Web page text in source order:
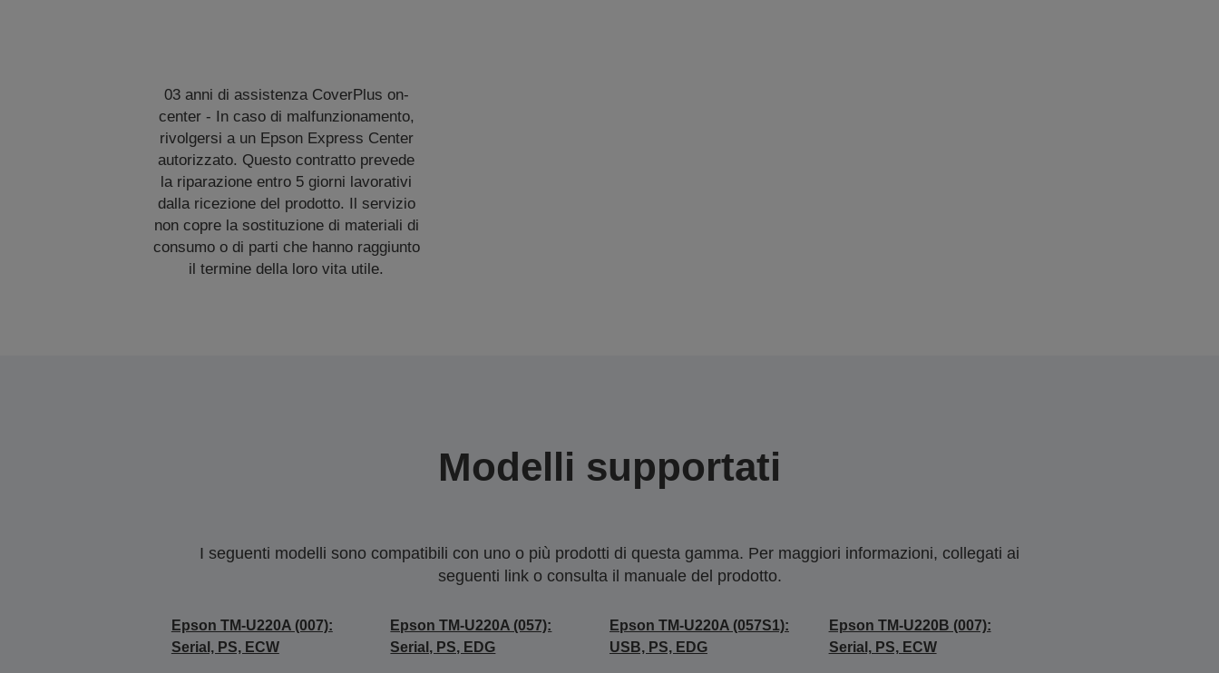
03 anni di assistenza CoverPlus on-
center - In caso di malfunzionamento,
rivolgersi a un Epson Express Center
autorizzato. Questo contratto prevede
la riparazione entro 5 giorni lavorativi
dalla ricezione del prodotto. Il servizio
non copre la sostituzione di materiali di
consumo o di parti che hanno raggiunto
il termine della loro vita utile.
Modelli supportati
I seguenti modelli sono compatibili con uno o più prodotti di questa gamma. Per maggiori informazioni, collegati ai
seguenti link o consulta il manuale del prodotto.
Epson TM-U220A (007):
Serial, PS, ECW
Epson TM-U220A (057):
Serial, PS, EDG
Epson TM-U220A (057S1):
USB, PS, EDG
Epson TM-U220B (007):
Serial, PS, ECW